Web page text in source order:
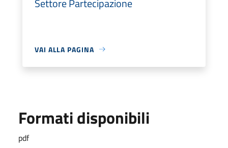
VAI ALLA PAGINA
Formati disponibili
pdf